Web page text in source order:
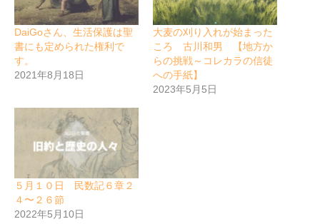
DaiGoさん、生活保護は聖
書にも定められた権利で
す。
2021年8月18日
大麦の刈り入れが始まった
ころ 古川和男 【地方か
らの挑戦～コレカラの信徒
への手紙】
2023年5月5日
５月１０日 民数記６章２
４〜２６節
2022年5月10日